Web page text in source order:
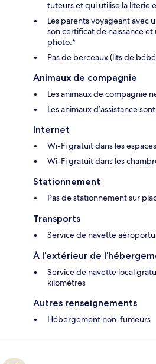
tuteurs et qui utilise la literie
Les parents voyageant avec
son certificat de naissance
photo.*
Pas de berceaux (lits de
Animaux de compagnie
Les animaux de compagnie
Les animaux d’assistance
Internet
Wi-Fi gratuit dans les
Wi-Fi gratuit dans les
Stationnement
Pas de stationnement sur
Transports
Service de navette
À l’extérieur de
Service de navette local
kilomètres
Autres renseignements
Hébergement non-fumeurs